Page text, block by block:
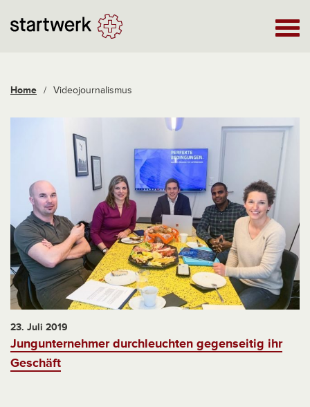
Home / Videojournalismus
23. Juli 2019
Jungunternehmer durchleuchten gegenseitig ihr
Geschäft